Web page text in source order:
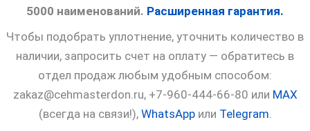
5000 наименований. Расширенная гарантия.
Чтобы подобрать уплотнение, уточнить количество в
наличии, запросить счет на оплату — обратитесь в
отдел продаж любым удобным способом:
zakaz@cehmasterdon.ru, +7-960-444-66-80 или MAX
(всегда на связи!), WhatsAppили Telegram